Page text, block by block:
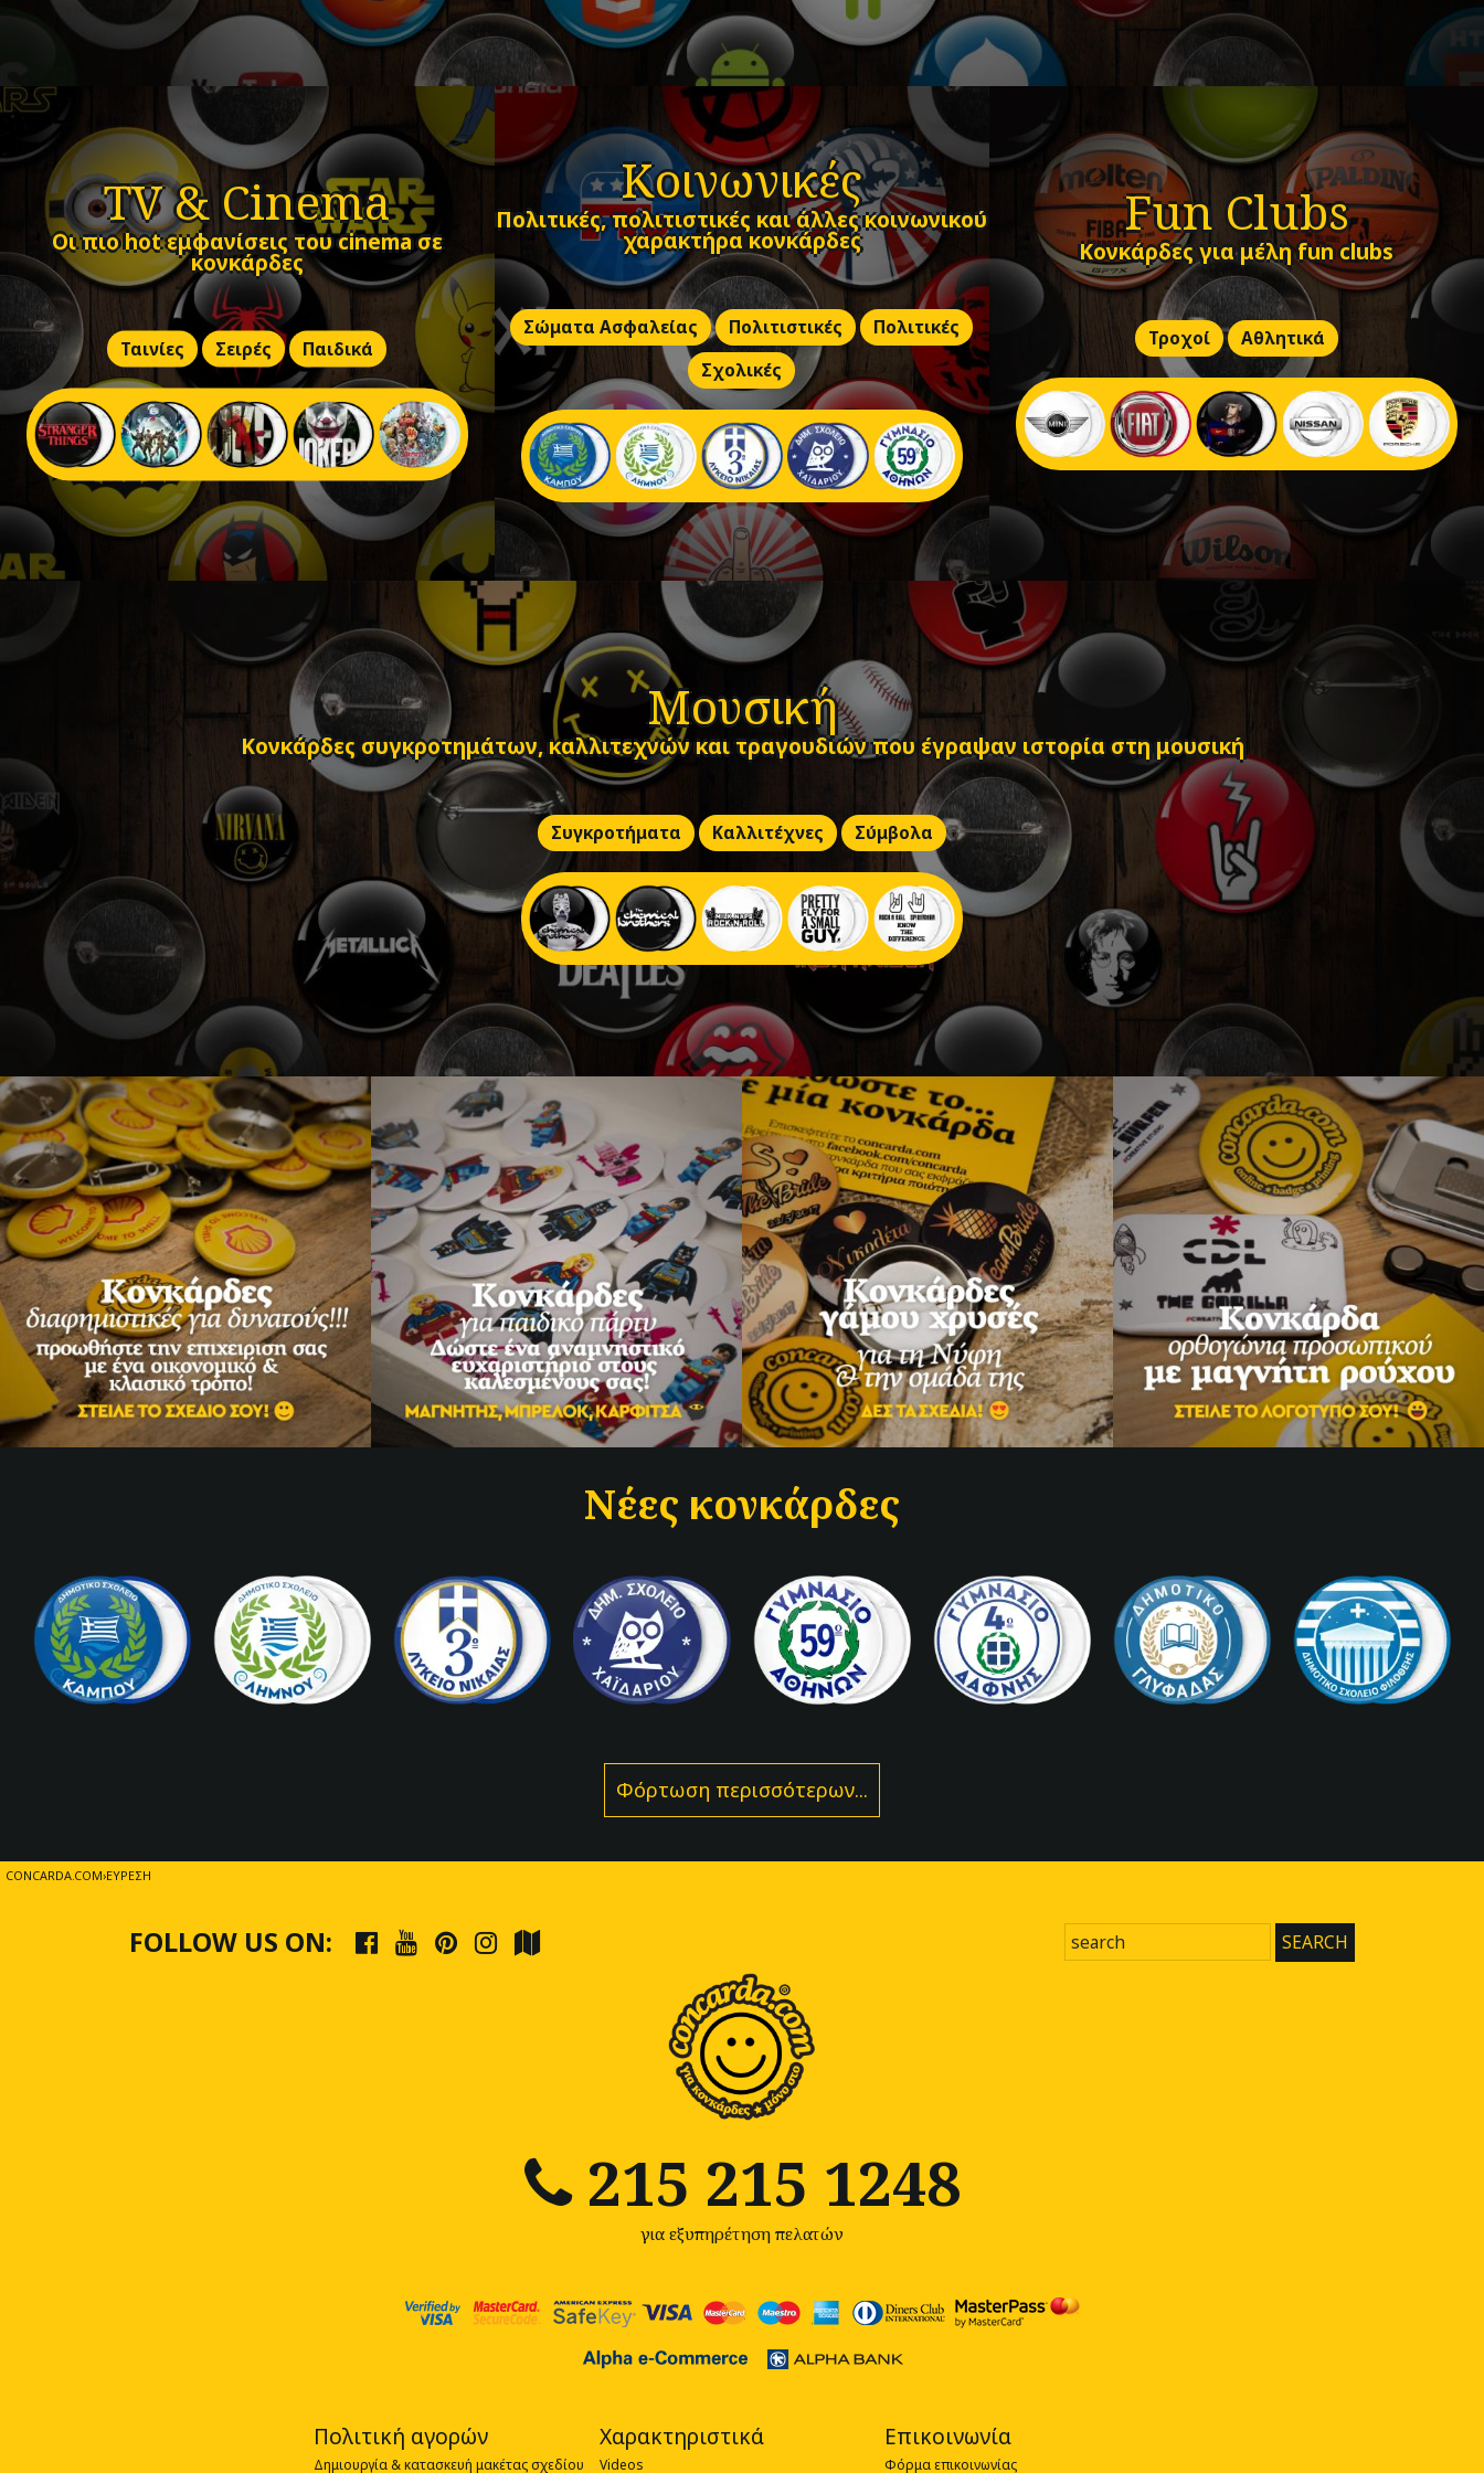
TV & Cinema
Οι πιο hot εμφανίσεις του cinema σε
κονκάρδες
Ταινίες Σειρές Παιδικά
Κοινωνικές
Πολιτικές, πολιτιστικές και άλλες κοινωνικού
χαρακτήρα κονκάρδες
Σώματα Ασφαλείας Πολιτιστικές
Πολιτικές
Σχολικές
Fun Clubs
Κονκάρδες για μέλη fun clubs
Τροχοί Αθλητικά
Μουσική
Κονκάρδες συγκροτημάτων, καλλιτεχνών και τραγουδιών που έγραψαν ιστορία στη μουσική
Συγκροτήματα Καλλιτέχνες Σύμβολα
Νέες κονκάρδες
Φόρτωση περισσότερων...
CONCARDA.COM ΕΎΡΕΣΗ
FOLLOW US ON: SEARCH
215 215 1248
για εξυπηρέτηση πελατών
Πολιτική αγορών
Δημιουργία & κατασκευή μακέτας σχεδίου
Χαρακτηριστικά
Videos
Επικοινωνία
Φόρμα επικοινωνίας